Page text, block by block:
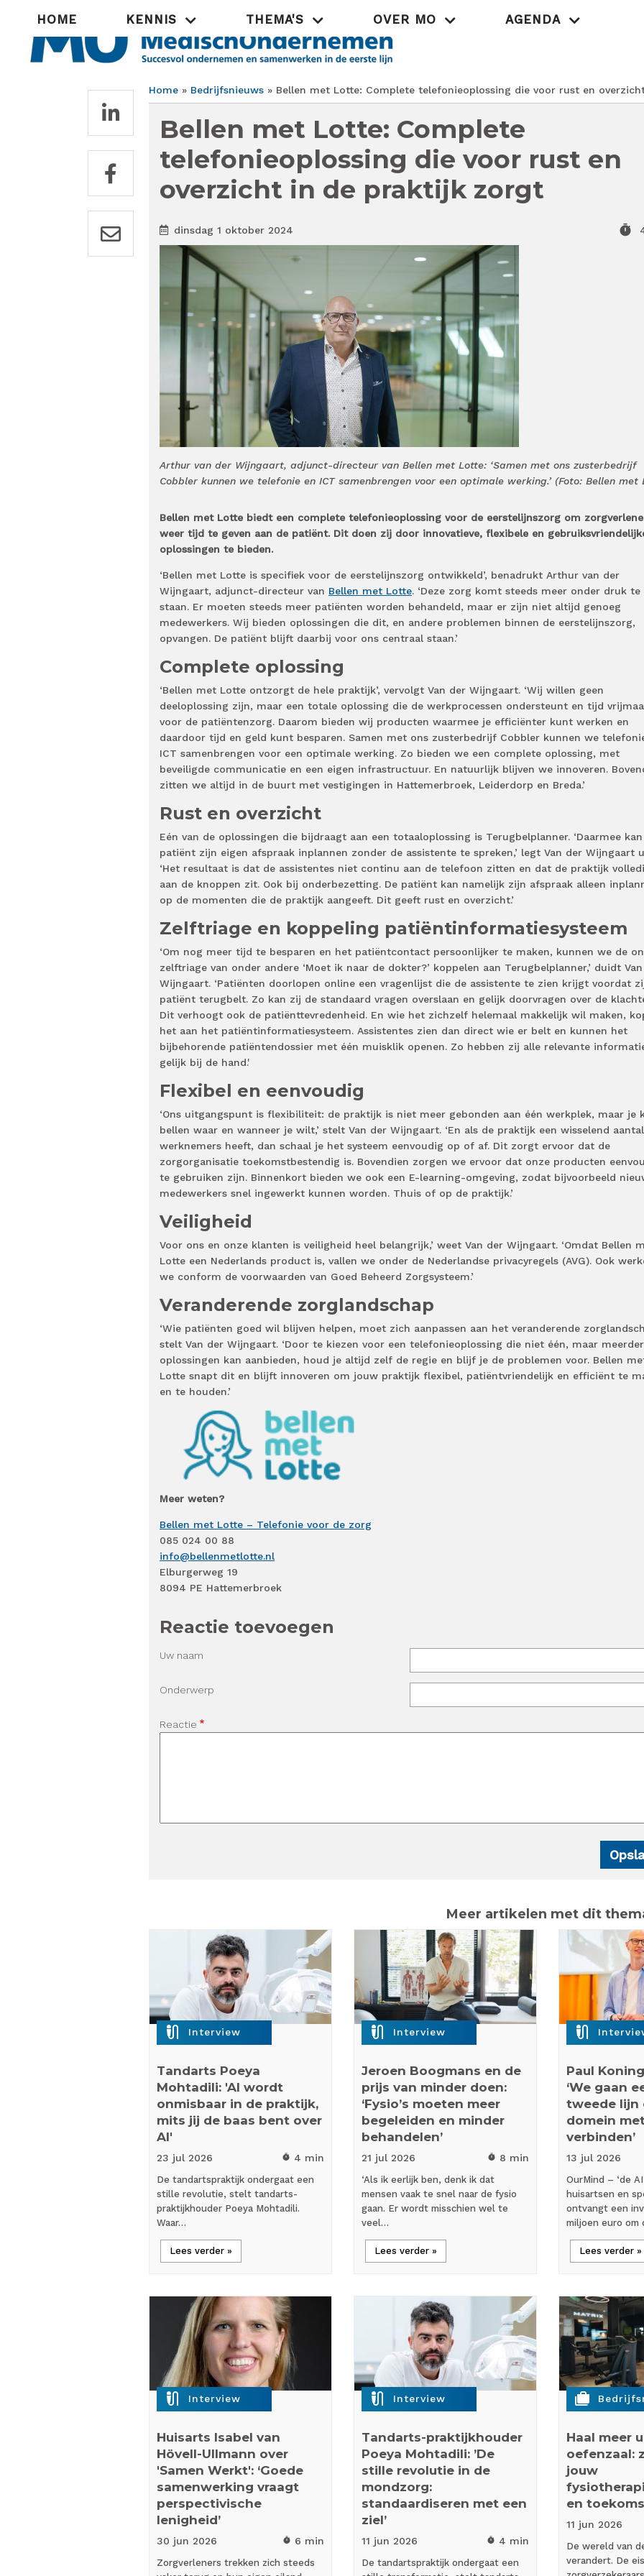
Hoofdnavigatie
HOME KENNIS THEMA'S OVER MO AGENDA
Home Bedrijfsnieuws Bellen met Lotte: Complete telefonieoplossing die voor rust en
Bellen met Lotte: Complete
telefonieoplossing die voor rust en
overzicht in de praktijk zorgt
dinsdag 1 oktober 2024 timer
Arthur van der Wijngaart, adjunct-directeur van Bellen met Lotte: ‘Samen met ons zusterbedrijf
Cobbler kunnen we telefonie en ICT samenbrengen voor een optimale werking.’ (Foto: Bellen met
Bellen met Lotte biedt een complete telefonieoplossing voor de eerstelijnszorg om
weer tijd te geven aan de patiënt. Dit doen zij door innovatieve, flexibele en
oplossingen te bieden.
‘Bellen met Lotte is specifiek voor de eerstelijnszorg ontwikkeld’, benadrukt Arthur van der
Wijngaart, adjunct-directeur van Bellen met Lotte. ‘Deze zorg komt steeds meer onder druk te
staan. Er moeten steeds meer patiënten worden behandeld, maar er zijn niet altijd genoeg
medewerkers. Wij bieden oplossingen die dit, en andere problemen binnen de eerstelijnszorg,
opvangen. De patiënt blijft daarbij voor ons centraal staan.’
Complete oplossing
‘Bellen met Lotte ontzorgt de hele praktijk’, vervolgt Van der Wijngaart. ‘Wij willen geen
deeloplossing zijn, maar een totale oplossing die de werkprocessen ondersteunt en tijd
voor de patiëntenzorg. Daarom bieden wij producten waarmee je efficiënter kunt werken en
daardoor tijd en geld kunt besparen. Samen met ons zusterbedrijf Cobbler kunnen we
ICT samenbrengen voor een optimale werking. Zo bieden we een complete oplossing, met
beveiligde communicatie en een eigen infrastructuur. En natuurlijk blijven we innoveren.
zitten we altijd in de buurt met vestigingen in Hattemerbroek, Leiderdorp en Breda.’
Rust en overzicht
Eén van de oplossingen die bijdraagt aan een totaaloplossing is Terugbelplanner. ‘Daarmee
patiënt zijn eigen afspraak inplannen zonder de assistente te spreken,’ legt Van der Wijngaart
‘Het resultaat is dat de assistentes niet continu aan de telefoon zitten en dat de praktijk
aan de knoppen zit. Ook bij onderbezetting. De patiënt kan namelijk zijn afspraak alleen
op de momenten die de praktijk aangeeft. Dit geeft rust en overzicht.’
Zelftriage en koppeling patiëntinformatiesysteem
‘Om nog meer tijd te besparen en het patiëntcontact persoonlijker te maken, kunnen we de
zelftriage van onder andere ‘Moet ik naar de dokter?’ koppelen aan Terugbelplanner,’ duidt
Wijngaart. ‘Patiënten doorlopen online een vragenlijst die de assistente te zien krijgt voordat
patiënt terugbelt. Zo kan zij de standaard vragen overslaan en gelijk doorvragen over de
Dit verhoogt ook de patiënttevredenheid. En wie het zichzelf helemaal makkelijk wil maken,
het aan het patiëntinformatiesysteem. Assistentes zien dan direct wie er belt en kunnen het
bijbehorende patiëntendossier met één muisklik openen. Zo hebben zij alle relevante
gelijk bij de hand.'
Flexibel en eenvoudig
‘Ons uitgangspunt is flexibiliteit: de praktijk is niet meer gebonden aan één werkplek, maar je
bellen waar en wanneer je wilt,’ stelt Van der Wijngaart. ‘En als de praktijk een wisselend aantal
werknemers heeft, dan schaal je het systeem eenvoudig op of af. Dit zorgt ervoor dat de
zorgorganisatie toekomstbestendig is. Bovendien zorgen we ervoor dat onze producten
te gebruiken zijn. Binnenkort bieden we ook een E-learning-omgeving, zodat bijvoorbeeld
medewerkers snel ingewerkt kunnen worden. Thuis of op de praktijk.’
Veiligheid
Voor ons en onze klanten is veiligheid heel belangrijk,’ weet Van der Wijngaart. ‘Omdat Bellen
Lotte een Nederlands product is, vallen we onder de Nederlandse privacyregels (AVG). Ook
we conform de voorwaarden van Goed Beheerd Zorgsysteem.’
Veranderende zorglandschap
‘Wie patiënten goed wil blijven helpen, moet zich aanpassen aan het veranderende
stelt Van der Wijngaart. ‘Door te kiezen voor een telefonieoplossing die niet één, maar
oplossingen kan aanbieden, houd je altijd zelf de regie en blijf je de problemen voor. Bellen
Lotte snapt dit en blijft innoveren om jouw praktijk flexibel, patiëntvriendelijk en efficiënt te
en te houden.’
Meer weten?
Bellen met Lotte – Telefonie voor de zorg
085 024 00 88
info@bellenmetlotte.nl
Elburgerweg 19
8094 PE Hattemerbroek
Reactie toevoegen
Uw naam
Onderwerp
Reactie
Meer artikelen met dit
mic_external_on Interview
Tandarts Poeya
Mohtadili: 'AI wordt
onmisbaar in de praktijk,
mits jij de baas bent over
AI'
23 jul 2026 timer 4 min
De tandartspraktijk ondergaat een
stille revolutie, stelt tandarts-
praktijkhouder Poeya Mohtadili.
Waar…
Lees verder »
mic_external_on Interview
Jeroen Boogmans en de
prijs van minder doen:
‘Fysio’s moeten meer
begeleiden en minder
behandelen’
21 jul 2026 timer 8 min
‘Als ik eerlijk ben, denk ik dat
mensen vaak te snel naar de fysio
gaan. Er wordt misschien wel te
veel…
Lees verder »
mic_external_on
Paul
‘We gaan
tweede lijn
domein
verbinden’
13 jul 2026
OurMind – ‘de
huisartsen en
ontvangt een
miljoen euro om
Lees verder »
mic_external_on Interview
Huisarts Isabel van
Hövell-Ullmann over
'Samen Werkt': ‘Goede
samenwerking vraagt
perspectivische
lenigheid’
30 jun 2026 timer 6 min
Zorgverleners trekken zich steeds
mic_external_on Interview
Tandarts-praktijkhouder
Poeya Mohtadili: ’De
stille revolutie in de
mondzorg:
standaardiseren met een
ziel’
11 jun 2026 timer 4 min
De tandartspraktijk ondergaat een
cases
Haal meer
oefenzaal:
jouw
en
11 jun 2026
De wereld van
verandert. De